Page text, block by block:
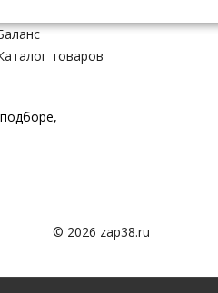
товаров
© 2026 zap38.ru